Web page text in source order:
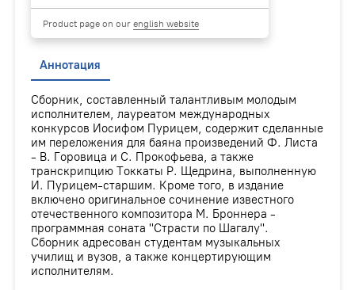
Product page on ourenglish website
Аннотация
Сборник, составленный талантливым молодым
исполнителем, лауреатом международных
конкурсов Иосифом Пурицем, содержит сделанные
им переложения для баяна произведений Ф. Листа
- В. Горовица и С. Прокофьева, а также
транскрипцию Токкаты Р. Щедрина, выполненную
И. Пурицем-старшим. Кроме того, в издание
включено оригинальное сочинение известного
отечественного композитора М. Броннера -
программная соната "Страсти по Шагалу".
Сборник адресован студентам музыкальных
училищ и вузов, а также концертирующим
исполнителям.